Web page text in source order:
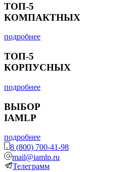
ТОП-5
КОМПАКТНЫХ
подробнее
ТОП-5
КОРПУСНЫХ
подробнее
ВЫБОР
IAMLP
подробнее
8 (800) 700-41-98
mail@iamlp.ru
Телеграмм